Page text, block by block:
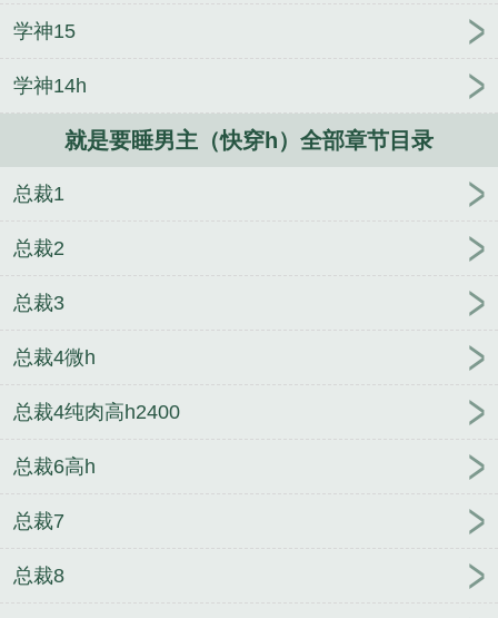
妖孽
穿越玉指谋江山
作恶（ABO
文合集）
预备
学神15
学神14h
就是要睡男主（快穿h）全部章节目录
总裁1
总裁2
总裁3
总裁4微h
总裁4纯肉高h2400
总裁6高h
总裁7
总裁8